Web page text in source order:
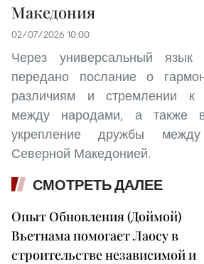
Македония
02/07/2026 10:00
Через универсальный язык
передано послание о
различиям и стремлении к
между народами, а также
укрепление дружбы
Северной Македонией.
СМОТРЕТЬ ДАЛЕЕ
Опыт Обновления (Доймой)
Вьетнама помогает Лаосу в
строительстве независимой и